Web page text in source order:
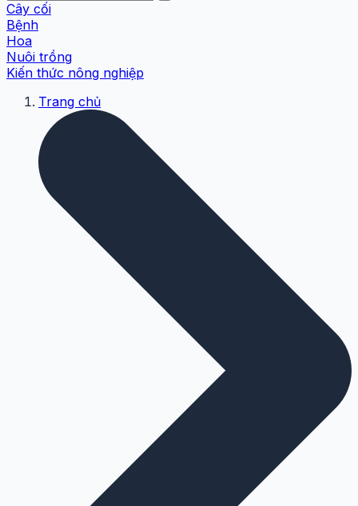
Cây cối
Bệnh
Hoa
Nuôi trồng
Kiến thức nông nghiệp
Trang chủ